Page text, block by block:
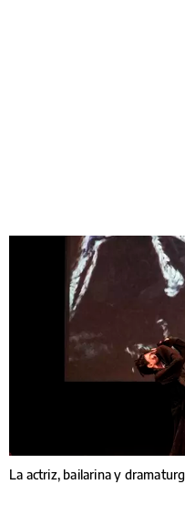
La actriz, bailarina y